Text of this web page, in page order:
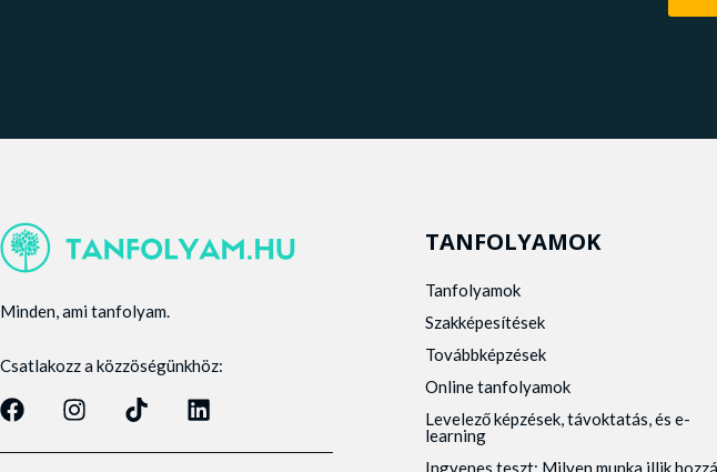
Minden, ami tanfolyam.
Csatlakozz a közzöségünkhöz:
TANFOLYAMOK
Tanfolyamok
Szakképesítések
Továbbképzések
Online tanfolyamok
Levelező képzések, távoktatás, és e-
learning
Ingyenes teszt: Milyen munka illik